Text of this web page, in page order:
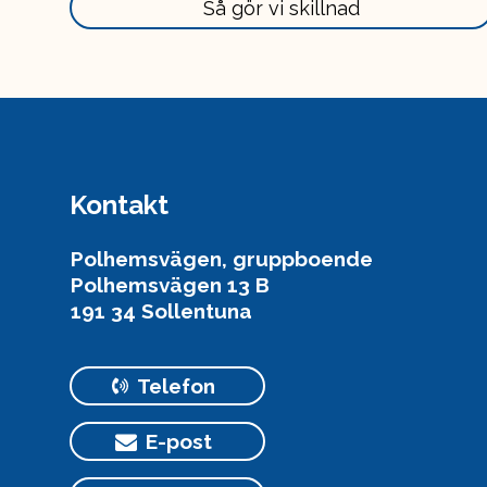
Läs
mer
Så gör vi skillnad
Kontakt
Polhemsvägen, gruppboende
Polhemsvägen 13 B
191 34 Sollentuna
Telefon
E-post